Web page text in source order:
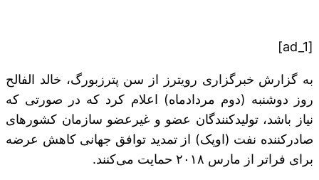
[ad_1]
به گزارش خبرگزاری رویترز از سن پترزبورگ، خالد الفالح
روز دوشنبه (دوم مردادماه) اعلام کرد که در صورتی که
نیاز باشد، تولیدکنندگان عضو و غیرعضو سازمان کشورهای
صادرکننده نفت (اوپک) از تمدید توافق جهانی کاهش عرضه
برای فراتر از مارس ۲۰۱۸ حمایت می‌کنند.